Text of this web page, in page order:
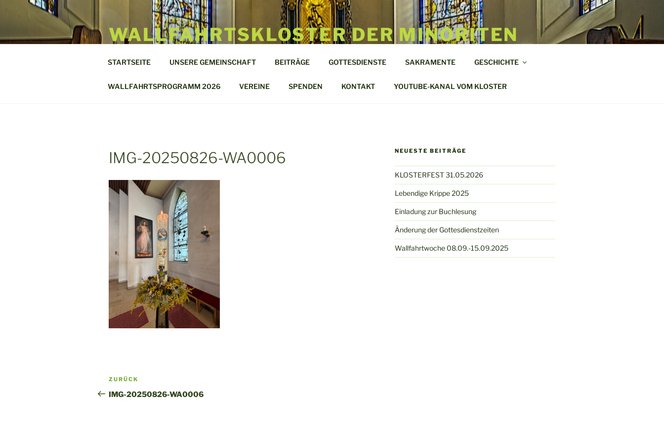
WALLFAHRTSKLOSTER DER MINORITEN
BLIESKASTEL
STARTSEITE UNSERE GEMEINSCHAFT BEITRÄGE GOTTESDIENSTE SAKRAMENTE GESCHICHTE
WALLFAHRTSPROGRAMM 2026 VEREINE SPENDEN KONTAKT YOUTUBE-KANAL VOM KLOSTER
IMG-20250826-WA0006
Beitragsnavigation
Vorheriger
Beitrag
ZURÜCK
IMG-20250826-WA0006
NEUESTE BEITRÄGE
KLOSTERFEST 31.05.2026
Lebendige Krippe 2025
Einladung zur Buchlesung
Änderung der Gottesdienstzeiten
Wallfahrtwoche 08.09.-15.09.2025